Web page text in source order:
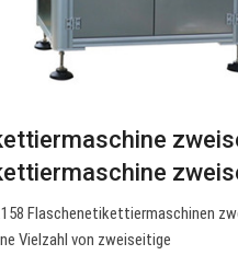
Flaschenetikettiermaschinen
Vielzahl von zweiseitige